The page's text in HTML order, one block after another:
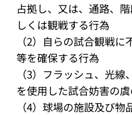
占拠し、又は、通路、
しくは観戦する行為
（2）自らの試合観戦
等を確保する行為
（3）フラッシュ、光
を使用した試合妨害の
（4）球場の施設及び物